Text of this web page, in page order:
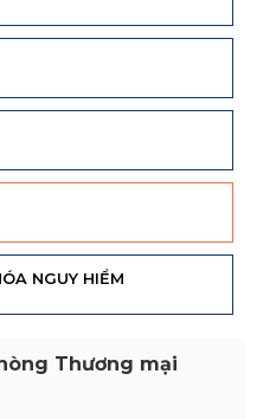
NGUY HIỂM
Thương mại